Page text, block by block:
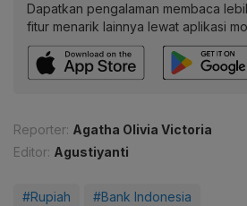
Dapatkan pengalaman membaca
fitur menarik lainnya lewat aplikasi
Reporter: Agatha Olivia Victoria
Editor: Agustiyanti
#Rupiah #Bank Indonesia